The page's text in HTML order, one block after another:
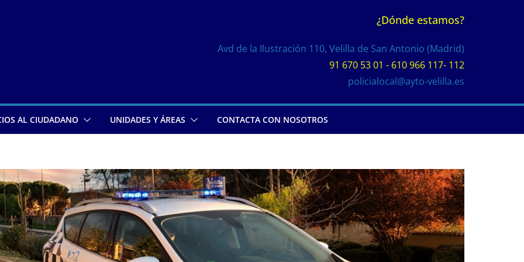
¿Dónde estamos?
Avd de la Ilustración 110, Velilla de San Antonio (Madrid)
91 670 53 01 - 610 966 117- 112
policialocal@ayto-velilla.es
AL CIUDADANO UNIDADES Y ÁREAS CONTACTA CON NOSOTROS